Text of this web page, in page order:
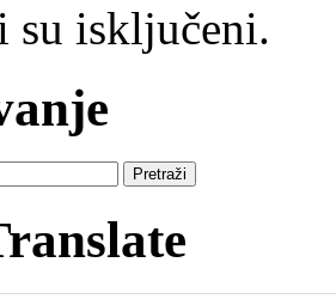
su isključeni.